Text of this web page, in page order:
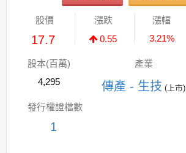
股價
17.7
漲跌
0.55
漲幅
3.21%
股本(百萬)
4,295
產業
傳產 - 生技 (上市)
發行權證檔數
1